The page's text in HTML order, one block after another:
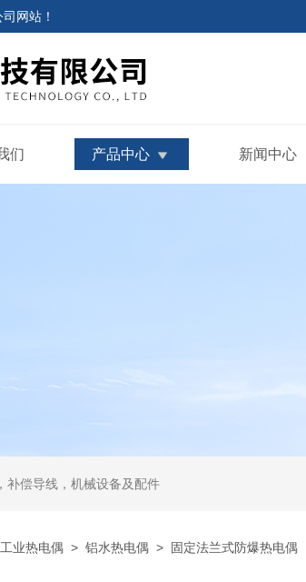
司网站 ！
们 产品中心 新闻中心
补偿导线，机械设备及配件
工业热电偶 > 铝水热电偶 > 固定法兰式防爆热电偶